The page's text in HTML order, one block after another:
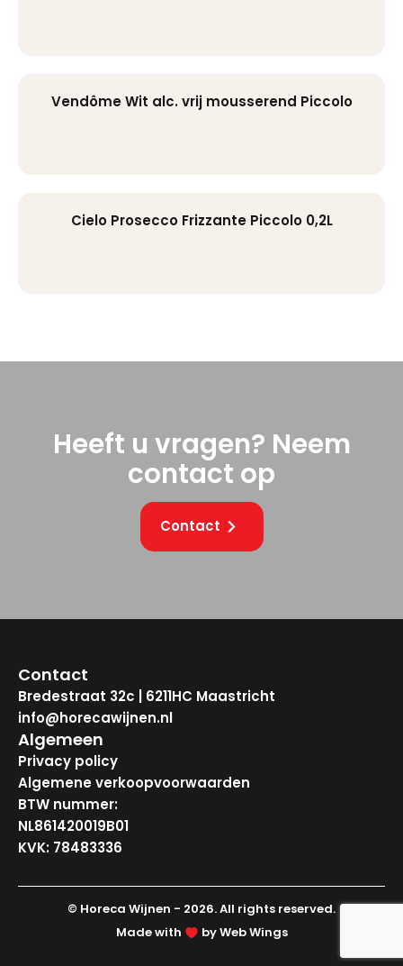
Vendôme Wit alc. vrij mousserend Piccolo
Cielo Prosecco Frizzante Piccolo 0,2L
Heeft u vragen? Neem
contact op
Contact
Contact
Bredestraat 32c | 6211HC Maastricht
info@horecawijnen.nl
Algemeen
Privacy policy
Algemene verkoopvoorwaarden
BTW nummer:
NL861420019B01
KVK: 78483336
© Horeca Wijnen - 2026. All rights reserved.
Made with
by Web Wings